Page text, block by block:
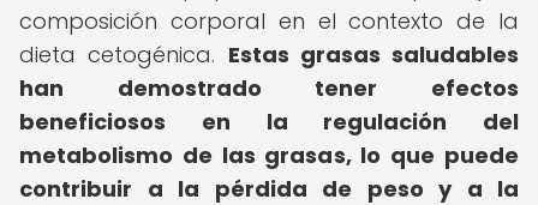
composición corporal en el contexto de la
dieta cetogénica. Estas grasas saludables
han demostrado tener efectos
beneficiosos en la regulación del
metabolismo de las grasas, lo que puede
contribuir a la pérdida de peso y a la